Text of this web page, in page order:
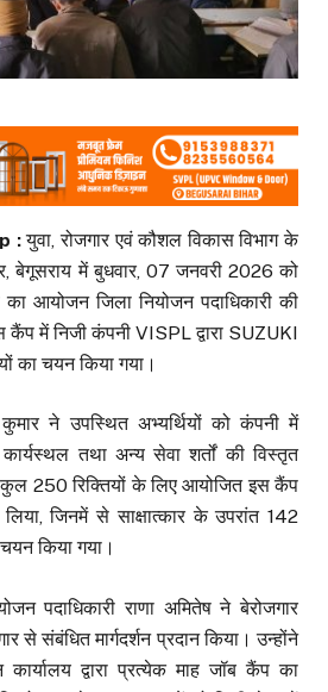
:युवा, रोजगार एवं कौशल विकास विभाग के
बेगूसराय में बुधवार, 07 जनवरी 2026 को
आयोजन जिला नियोजन पदाधिकारी की
कैंप में निजी कंपनी VISPL द्वारा SUZUKI
का चयन किया गया।
ने उपस्थित अभ्यर्थियों को कंपनी में
तथा अन्य सेवा शर्तों की विस्तृत
कुल 250 रिक्तियों के लिए आयोजित इस कैंप
जिनमें से साक्षात्कार के उपरांत 142
किया गया।
पदाधिकारी राणा अमितेष ने बेरोजगार
से संबंधित मार्गदर्शन प्रदान किया। उन्होंने
कार्यालय द्वारा प्रत्येक माह जॉब कैंप का